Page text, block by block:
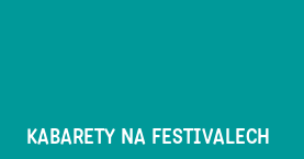
KABARETY NA FESTIVALECH